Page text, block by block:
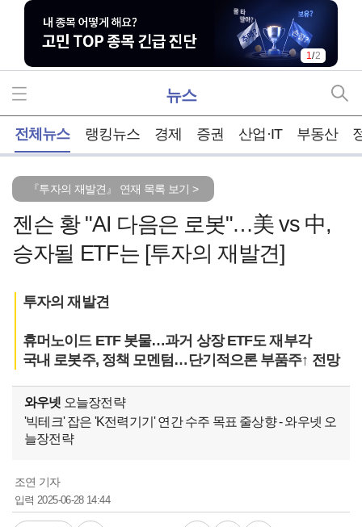
1/2
뉴스
전체뉴스 랭킹뉴스 경제 증권 산업·IT 부동산
『투자의 재발견』 연재 목록 보기 >
젠슨 황 "AI 다음은 로봇"…美 vs 中,
승자될 ETF는 [투자의 재발견]
투자의 재발견
휴머노이드 ETF 봇물…과거 상장 ETF도 재부각
국내 로봇주, 정책 모멘텀…단기적으론 부품주↑ 전망
와우넷 오늘장전략
'빅테크' 잡은 'K전력기기' 연간 수주 목표 줄상향 - 와우넷 오
늘장전략
조연 기자
입력 2025-06-28 14:44